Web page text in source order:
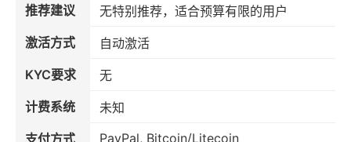
推荐建议
无特别推荐，适合预算有限的用户
激活方式
自动激活
KYC要求
无
计费系统
未知
PayPal, Bitcoin/Litecoin